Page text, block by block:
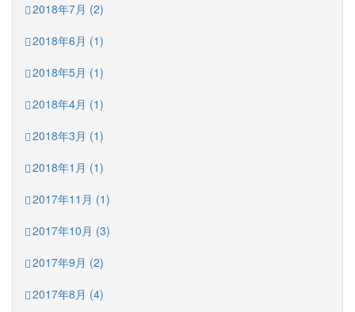
2018年7月 (2)
2018年6月 (1)
2018年5月 (1)
2018年4月 (1)
2018年3月 (1)
2018年1月 (1)
2017年11月 (1)
2017年10月 (3)
2017年9月 (2)
2017年8月 (4)